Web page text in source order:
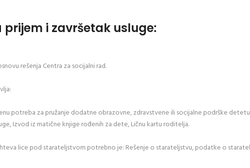
prijem i završetak usluge:
rešenja Centra za socijalni rad.
potreba za pružanje dodatne obrazovne, zdravstvene ili socijalne podrške
Izvod iz matične knjige rođenih za dete, Ličnu kartu roditelja.
lice pod starateljstvom potrebno je: Rešenje o starateljstvu, podatke o